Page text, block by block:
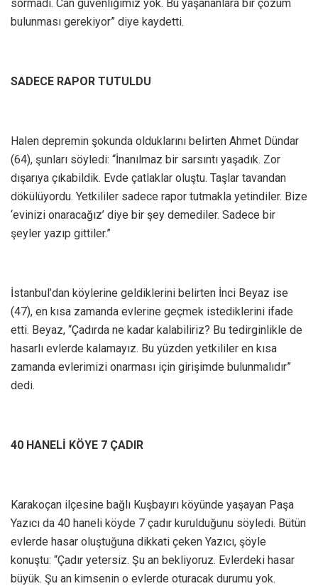
sormadı. Can güvenliğimiz yok. Bu yaşananlara bir çözüm
bulunması gerekiyor” diye kaydetti.
SADECE RAPOR TUTULDU
Halen depremin şokunda olduklarını belirten Ahmet Dündar
(64), şunları söyledi: “İnanılmaz bir sarsıntı yaşadık. Zor
dışarıya çıkabildik. Evde çatlaklar oluştu. Taşlar tavandan
dökülüyordu. Yetkililer sadece rapor tutmakla yetindiler. Bize
‘evinizi onaracağız’ diye bir şey demediler. Sadece bir
şeyler yazıp gittiler.”
İstanbul’dan köylerine geldiklerini belirten İnci Beyaz ise
(47), en kısa zamanda evlerine geçmek istediklerini ifade
etti. Beyaz, “Çadırda ne kadar kalabiliriz? Bu tedirginlikle de
hasarlı evlerde kalamayız. Bu yüzden yetkililer en kısa
zamanda evlerimizi onarması için girişimde bulunmalıdır”
dedi.
40 HANELİ KÖYE 7 ÇADIR
Karakoçan ilçesine bağlı Kuşbayırı köyünde yaşayan Paşa
Yazıcı da 40 haneli köyde 7 çadır kurulduğunu söyledi. Bütün
evlerde hasar oluştuğuna dikkati çeken Yazıcı, şöyle
konuştu: “Çadır yetersiz. Şu an bekliyoruz. Evlerdeki hasar
büyük. Şu an kimsenin o evlerde oturacak durumu yok.